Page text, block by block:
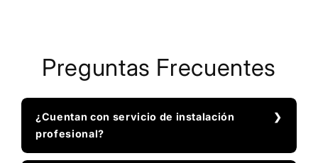
Preguntas Frecuentes
¿Cuentan con servicio de instalación
profesional?